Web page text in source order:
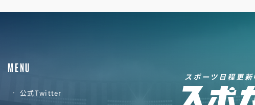
MENU
公式Twitter
スポーツ日程更新